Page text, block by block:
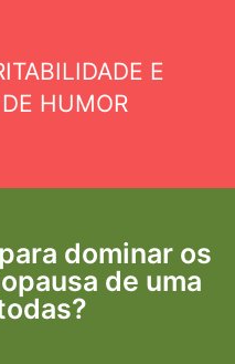
E
HUMOR
dominar os
de uma